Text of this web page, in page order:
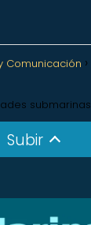
Comunicación
submarinas
Subir